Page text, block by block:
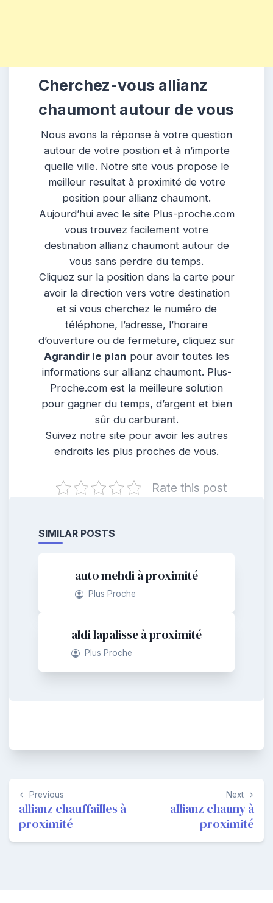
Cherchez-vous allianz
chaumont autour de vous
Nous avons la réponse à votre question
autour de votre position et à n’importe
quelle ville. Notre site vous propose le
meilleur resultat à proximité de votre
position pour allianz chaumont.
Aujourd’hui avec le site Plus-proche.com
vous trouvez facilement votre
destination allianz chaumont autour de
vous sans perdre du temps.
Cliquez sur la position dans la carte pour
avoir la direction vers votre destination
et si vous cherchez le numéro de
téléphone, l’adresse, l’horaire
d’ouverture ou de fermeture, cliquez sur
Agrandir le plan pour avoir toutes les
informations sur allianz chaumont. Plus-
Proche.com est la meilleure solution
pour gagner du temps, d’argent et bien
sûr du carburant.
Suivez notre site pour avoir les autres
endroits les plus proches de vous.
Rate this post
SIMILAR POSTS
auto mehdi à proximité
Plus Proche
aldi lapalisse à proximité
Plus Proche
Navigation
de
l’article
Previous
allianz chauffailles à
proximité
Next
allianz chauny à
proximité